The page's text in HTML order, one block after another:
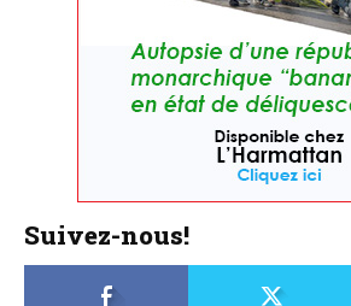
Suivez-nous!